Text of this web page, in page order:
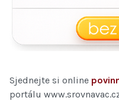
Sjednejte si online
portálu